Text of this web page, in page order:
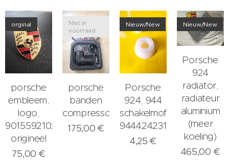
porsche
embleem,
logo,
90155921020
origineel
orginal
75,00 €
porsche
banden
compressor
Niet in
voorraad
175,00 €
Porsche
924, 944
schakelmof
94442423101
Nieuw/New
4,25 €
Porsche
924
radiator,
radiateur
aluminium
(meer
koeling)
Nieuw/New
465,00 €